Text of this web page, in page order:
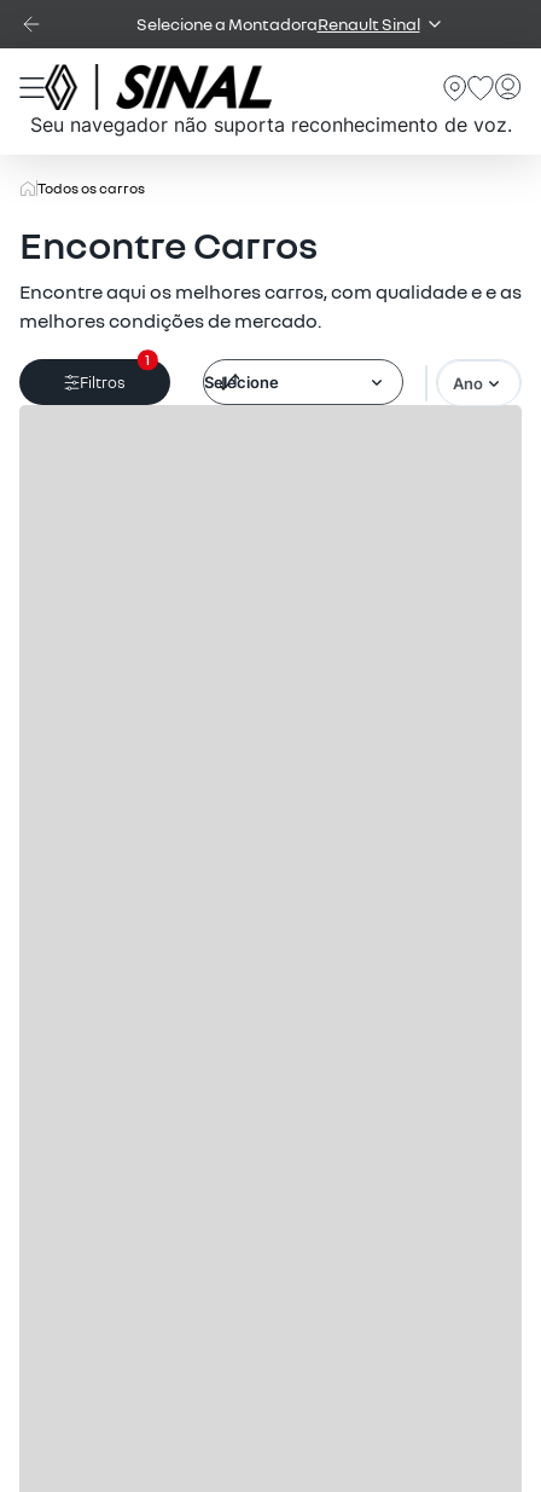
Selecione a MontadoraRenault Sinal
Seu navegador não suporta reconhecimento de voz.
Todos os carros
Encontre Carros
Encontre aqui os melhores carros, com qualidade e e as
melhores condições de mercado.
Filtros
1